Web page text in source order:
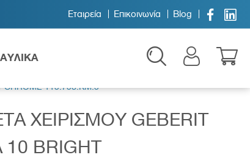
Εταιρεία Επικοινωνία Blog  
115.758.KM.5
ΧΕΙΡΙΣΜΟΥ GEBERIT
10 BRIGHT